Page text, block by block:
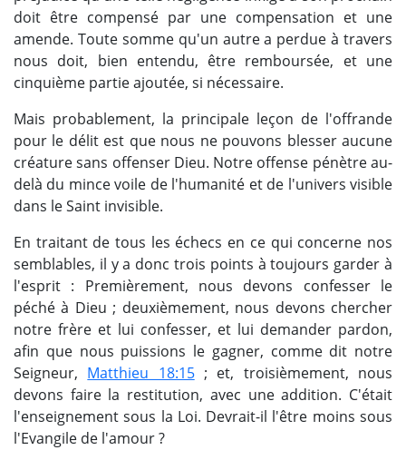
doit être compensé par une compensation et une
amende. Toute somme qu'un autre a perdue à travers
nous doit, bien entendu, être remboursée, et une
cinquième partie ajoutée, si nécessaire.
Mais probablement, la principale leçon de l'offrande
pour le délit est que nous ne pouvons blesser aucune
créature sans offenser Dieu. Notre offense pénètre au-
delà du mince voile de l'humanité et de l'univers visible
dans le Saint invisible.
En traitant de tous les échecs en ce qui concerne nos
semblables, il y a donc trois points à toujours garder à
l'esprit : Premièrement, nous devons confesser le
péché à Dieu ; deuxièmement, nous devons chercher
notre frère et lui confesser, et lui demander pardon,
afin que nous puissions le gagner, comme dit notre
Seigneur, Matthieu 18:15; et, troisièmement, nous
devons faire la restitution, avec une addition. C'était
l'enseignement sous la Loi. Devrait-il l'être moins sous
l'Evangile de l'amour ?